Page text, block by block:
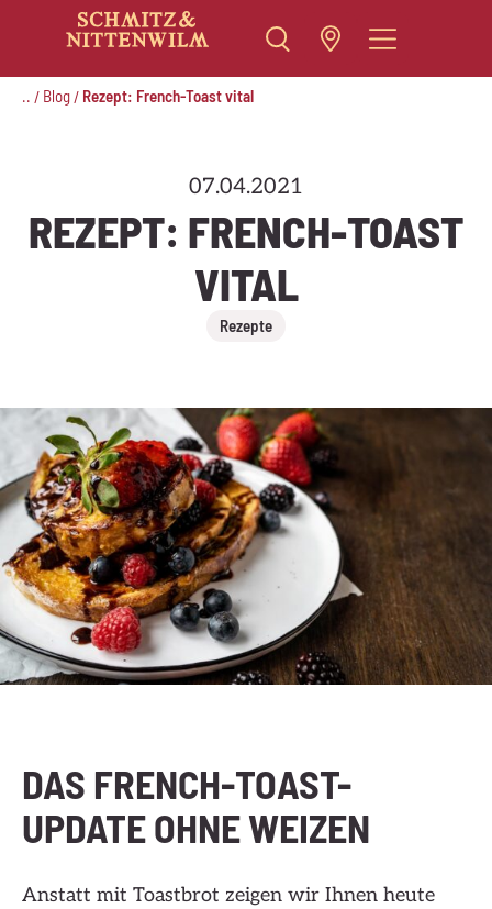
springen
.. / Blog / Rezept: French-Toast vital
07.04.2021
REZEPT: FRENCH-TOAST
VITAL
Rezepte
DAS FRENCH-TOAST-
UPDATE OHNE WEIZEN
Anstatt mit Toastbrot zeigen wir Ihnen heute